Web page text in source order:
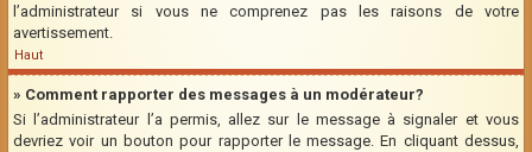
l’administrateur si vous ne comprenez pas les raisons de votre
avertissement.
Haut
» Comment rapporter des messages à un modérateur?
Si l’administrateur l’a permis, allez sur le message à signaler et vous
devriez voir un bouton pour rapporter le message. En cliquant dessus,